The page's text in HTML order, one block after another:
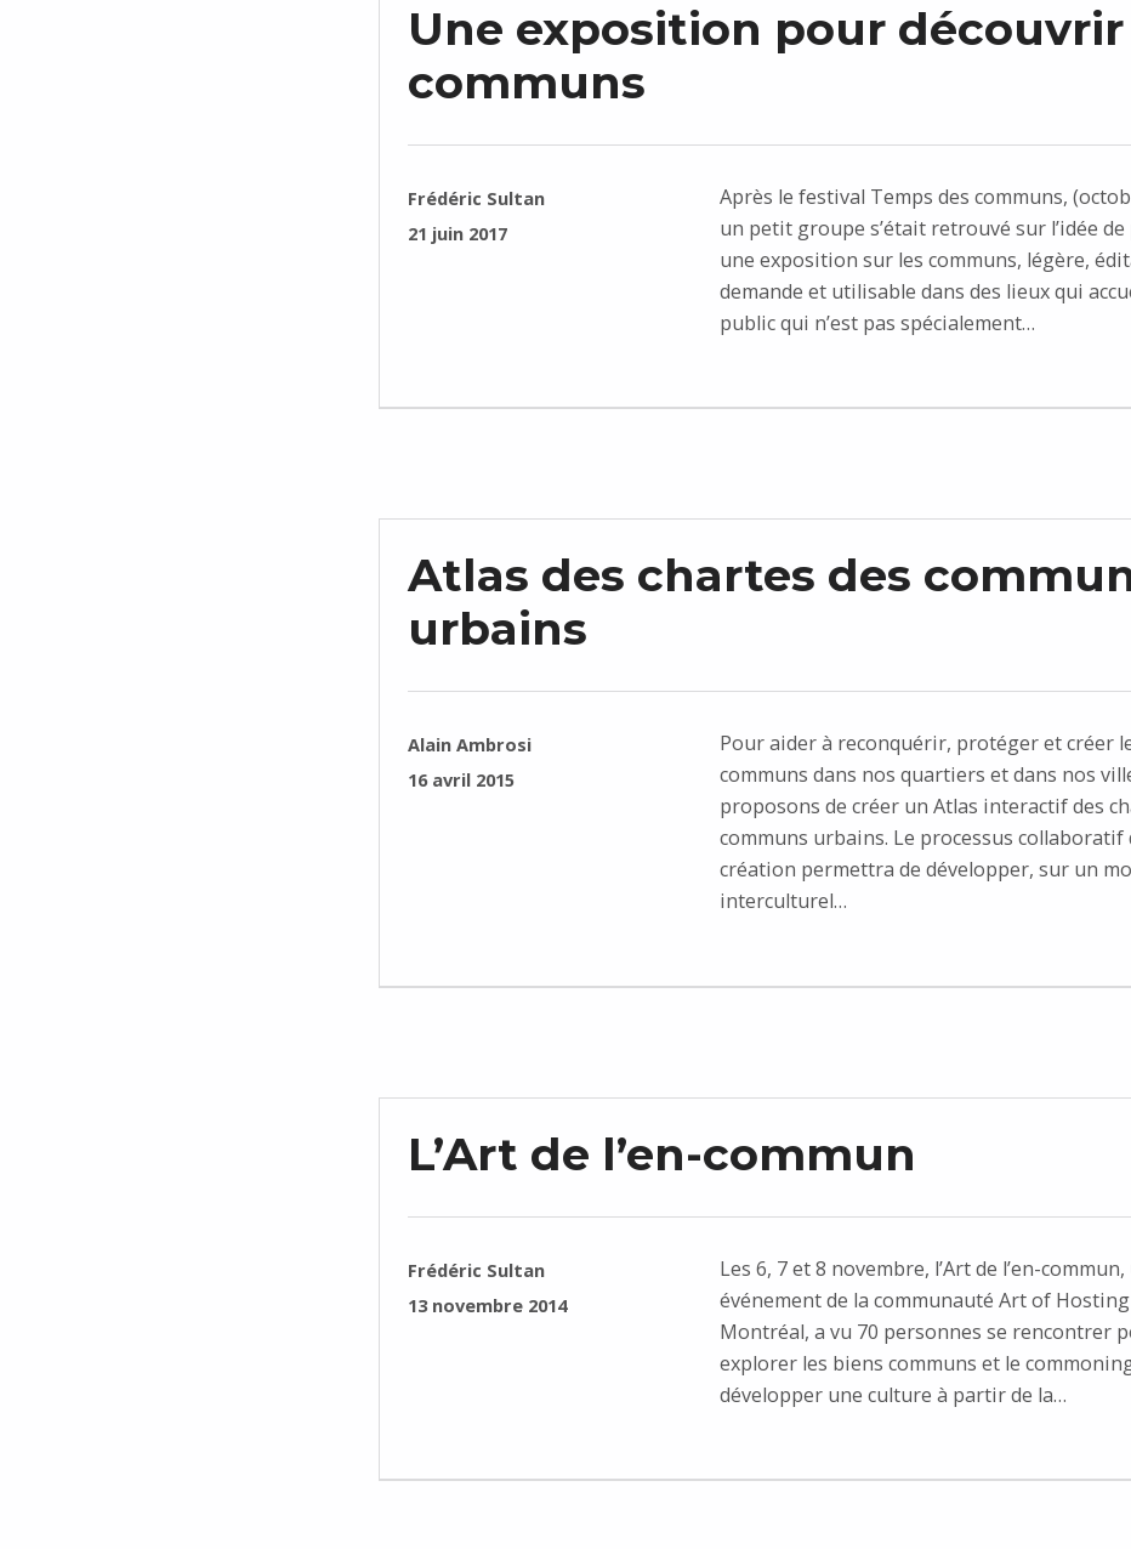
Une exposition pour découvrir
communs
RÉDIGÉ PAR :
Frédéric Sultan
PUBLIÉ SUR :
21 juin 2017
Après le festival Temps des communs,
un petit groupe s’était retrouvé sur l’idée
une exposition sur les communs, légère,
demande et utilisable dans des lieux qui
public qui n’est pas spécialement…
Atlas des chartes des
urbains
RÉDIGÉ PAR :
Alain Ambrosi
PUBLIÉ SUR :
16 avril 2015
Pour aider à reconquérir, protéger et créer
communs dans nos quartiers et dans nos
proposons de créer un Atlas interactif des
communs urbains. Le processus collaboratif
création permettra de développer, sur un
interculturel…
L’Art de l’en-commun
RÉDIGÉ PAR :
Frédéric Sultan
PUBLIÉ SUR :
13 novembre 2014
Les 6, 7 et 8 novembre, l’Art de l’en-commun,
événement de la communauté Art of Hosting
Montréal, a vu 70 personnes se rencontrer
explorer les biens communs et le
développer une culture à partir de la…